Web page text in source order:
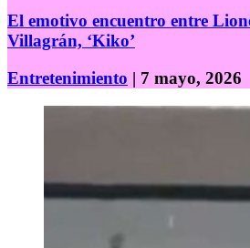
El emotivo encuentro entre
Villagrán, ‘Kiko’
Entretenimiento | 7 mayo, 2026